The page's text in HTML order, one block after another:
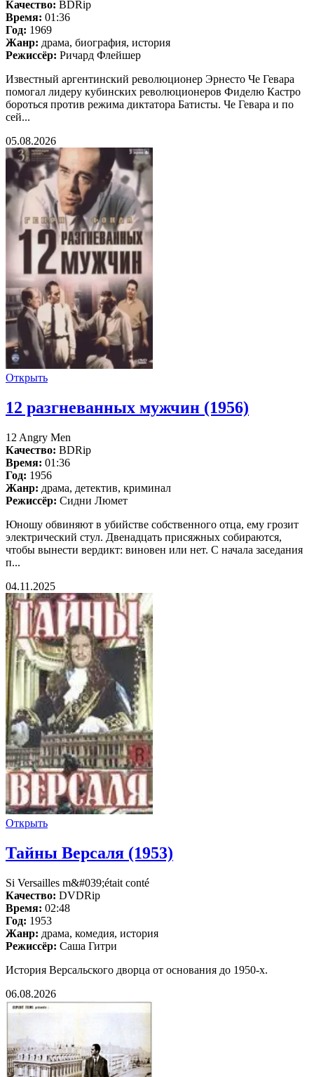
Качество: BDRip
Время: 01:36
Год: 1969
Жанр: драма, биография, история
Режиссёр: Ричард Флейшер
Известный аргентинский революционер Эрнесто Че Гевара
помогал лидеру кубинских революционеров Фиделю Кастро
бороться против режима диктатора Батисты. Че Гевара и по
сей...
05.08.2026
Открыть
12 разгневанных мужчин (1956)
12 Angry Men
Качество: BDRip
Время: 01:36
Год: 1956
Жанр: драма, детектив, криминал
Режиссёр: Сидни Люмет
Юношу обвиняют в убийстве собственного отца, ему грозит
электрический стул. Двенадцать присяжных собираются,
чтобы вынести вердикт: виновен или нет. С начала заседания
п...
04.11.2025
Открыть
Тайны Версаля (1953)
Si Versailles m&#039;était conté
Качество: DVDRip
Время: 02:48
Год: 1953
Жанр: драма, комедия, история
Режиссёр: Саша Гитри
История Версальского дворца от основания до 1950-х.
06.08.2026